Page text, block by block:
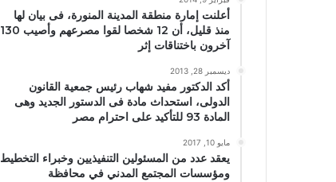
أعلنت إمارة منطقة المدينة المنورة، فى بيان لها
منذ قليل، أن 12 شخصا لقوا مصرعهم وأصيب 130
آخرون باختناقات إثر
ديسمبر 28, 2013
أكد الدكتور مفيد شهاب رئيس جمعية القانون
الدولى، استحداث مادة فى الدستور الجديد وهى
المادة 93 للتأكيد على احترام مصر
مايو 10, 2017
يعقد عدد من المسئولين التنفيذيين وخبراء التخطيط
ومؤسسات المجتمع المدني في محافظة